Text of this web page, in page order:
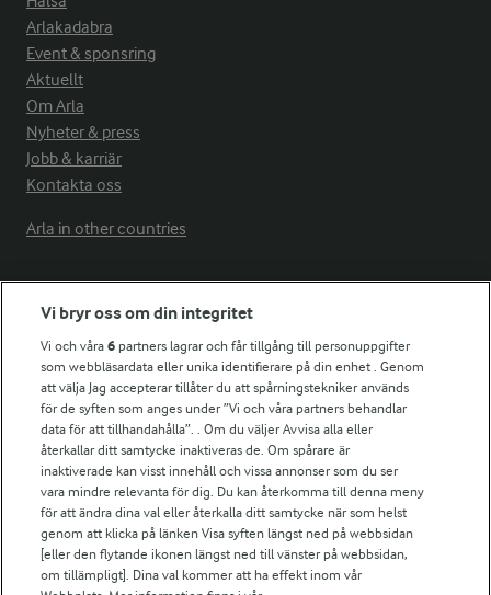
Arlakadabra
Event & sponsring
Aktuellt
Om Arla
Nyheter & press
Jobb & karriär
Kontakta oss
Arla in other countries
Fler Arlasajter
För ägare
Arlas kundportal
Arla.com
Falbygdens Ost
Arla webbshop
Bildbank
Följ oss
Vi bryr oss om din integritet
Vi och våra6 partners lagrar och får tillgång till personuppgifter
som webbläsardata eller unika identifierare på din enhet . Genom
att välja Jag accepterar tillåter du att spårningstekniker används
för de syften som anges under ”Vi och våra partners behandlar
data för att tillhandahålla”. . Om du väljer Avvisa alla eller
återkallar ditt samtycke inaktiveras de. Om spårare är
inaktiverade kan visst innehåll och vissa annonser som du ser
vara mindre relevanta för dig. Du kan återkomma till denna meny
för att ändra dina val eller återkalla ditt samtycke när som helst
genom att klicka på länken Visa syften längst ned på webbsidan
[eller den flytande ikonen längst ned till vänster på webbsidan,
om tillämpligt]. Dina val kommer att ha effekt inom vår